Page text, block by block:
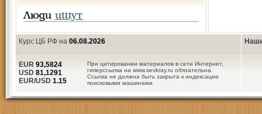
Люди ищут
Курс ЦБ РФ на 06.08.2026
При цитировании материалов в сети Интернет,
гиперссылка на www.sevkray.ru обязательна.
Ссылка не должна быть закрыта к индексации
поисковыми машинами.
EUR 93,5824
USD 81,1291
EUR/USD 1.15